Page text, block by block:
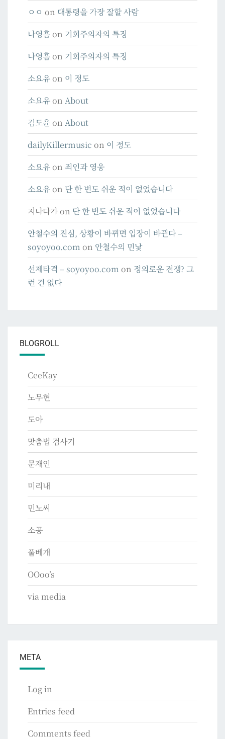
ㅇㅇ on 대통령을 가장 잘할 사람
나영흠on 기회주의자의 특징
나영흠on 기회주의자의 특징
소요유on 이 정도
소요유on About
김도윤on About
dailyKillermusic on 이 정도
소요유on 죄인과 영웅
소요유on 단 한 번도 쉬운 적이 없었습니다
지나다가on 단 한 번도 쉬운 적이 없었습니다
안철수의 진심, 상황이 바뀌면 입장이 바뀐다 –
soyoyoo.com on 안철수의 민낯
선제타격 – soyoyoo.com on 정의로운 전쟁? 그
런 건 없다
BLOGROLL
CeeKay
노무현
도아
맞춤법 검사기
문재인
미리내
민노씨
소공
풀베개
OOoo’s
via media
META
Log in
Entries feed
Comments feed